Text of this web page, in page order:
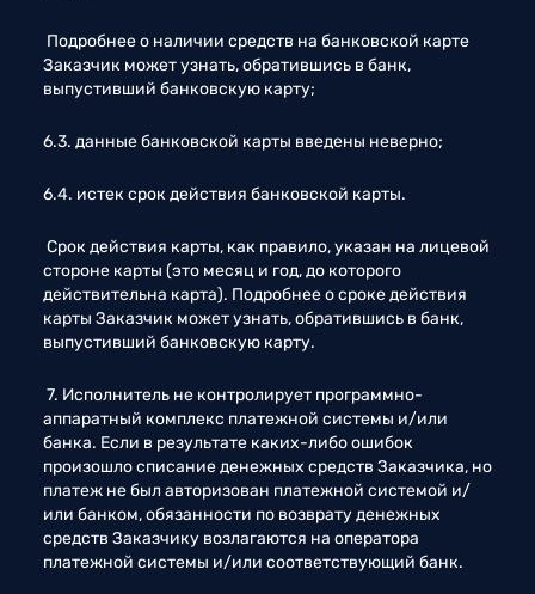
Заказчик может узнать, обратившись в банк,
выпустивший банковскую карту;
6.3. данные банковской карты введены неверно;
6.4. истек срок действия банковской карты.
стороне карты (это месяц и год, до которого
действительна карта). Подробнее о сроке действия
карты Заказчик может узнать, обратившись в банк,
выпустивший банковскую карту.
аппаратный комплекс платежной системы и/или
банка. Если в результате каких-либо ошибок
произошло списание денежных средств Заказчика, но
платеж не был авторизован платежной системой и/
или банком, обязанности по возврату денежных
средств Заказчику возлагаются на оператора
платежной системы и/или соответствующий банк.